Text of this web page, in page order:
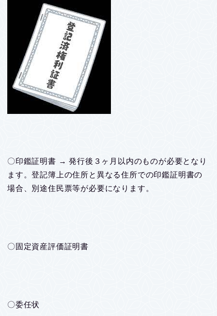
〇印鑑証明書 → 発行後３ヶ月以内のものが必要となり
ます。登記簿上の住所と異なる住所での印鑑証明書の
場合、別途住民票等が必要になります。
〇固定資産評価証明書
〇委任状